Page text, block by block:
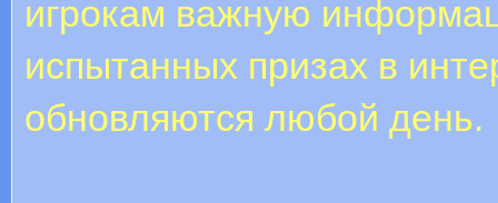
игрокам важную
испытанных призах в
обновляются любой день.